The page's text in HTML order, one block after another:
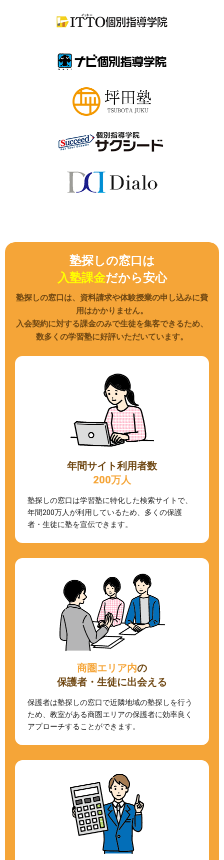
塾探しの窓口は
入塾課金だから安心
塾探しの窓口は、資料請求や体験授業の申し込みに費
用はかかりません。
入会契約に対する課金のみで生徒を集客できるため、
数多くの学習塾に好評いただいています。
年間サイト利用者数
200万人
塾探しの窓口は学習塾に特化した検索サイトで、
年間200万人が利用しているため、多くの保護
者・生徒に塾を宣伝できます。
商圏エリア内の
保護者・生徒に出会える
保護者は塾探しの窓口で近隣地域の塾探しを行う
ため、教室がある商圏エリアの保護者に効率良く
アプローチすることができます。